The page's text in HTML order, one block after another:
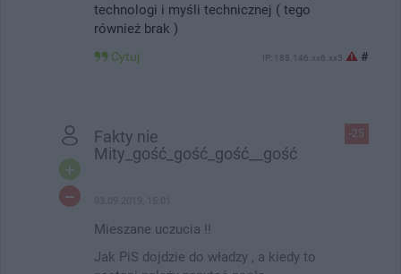
technologi i myśli technicznej ( tego
również brak )
Cytuj IP: 188.146.xx6.xx5 #
-25
Fakty nie
Mity_gość_gość_gość__gość
Mieszane uczucia !!
Jak PiS dojdzie do władzy , a kiedy to